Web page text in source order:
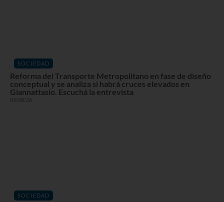
SOCIEDAD
Reforma del Transporte Metropolitano en fase de diseño
conceptual y se analiza si habrá cruces elevados en
Giannattasio. Escuchá la entrevista
05/08/26
SOCIEDAD